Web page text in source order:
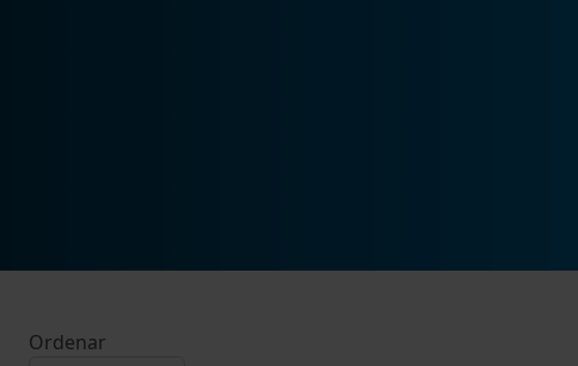
Ordenar